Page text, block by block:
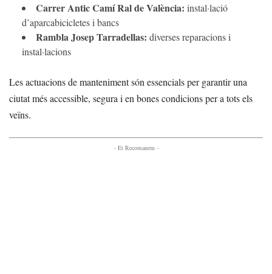
Carrer Antic Camí Ral de València: instal·lació
d’aparcabicicletes i bancs
Rambla Josep Tarradellas: diverses reparacions i
instal·lacions
Les actuacions de manteniment són essencials per garantir una
ciutat més accessible, segura i en bones condicions per a tots els
veïns.
- Et Recomanem -